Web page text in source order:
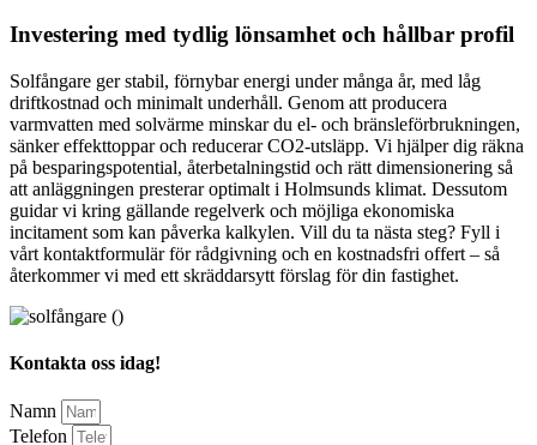
Investering med tydlig lönsamhet och hållbar profil
Solfångare ger stabil, förnybar energi under många år, med låg
driftkostnad och minimalt underhåll. Genom att producera
varmvatten med solvärme minskar du el- och bränsleförbrukningen,
sänker effekttoppar och reducerar CO2-utsläpp. Vi hjälper dig räkna
på besparingspotential, återbetalningstid och rätt dimensionering så
att anläggningen presterar optimalt i Holmsunds klimat. Dessutom
guidar vi kring gällande regelverk och möjliga ekonomiska
incitament som kan påverka kalkylen. Vill du ta nästa steg? Fyll i
vårt kontaktformulär för rådgivning och en kostnadsfri offert – så
återkommer vi med ett skräddarsytt förslag för din fastighet.
Kontakta oss idag!
Namn
Telefon